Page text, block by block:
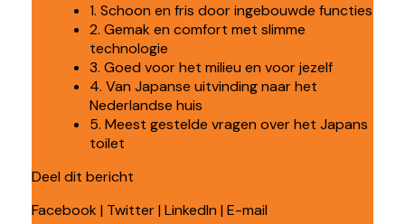
1. Schoon en fris door ingebouwde functies
2. Gemak en comfort met slimme
technologie
3. Goed voor het milieu en voor jezelf
4. Van Japanse uitvinding naar het
Nederlandse huis
5. Meest gestelde vragen over het Japans
toilet
Deel dit bericht
Facebook| Twitter| LinkedIn | E-mail